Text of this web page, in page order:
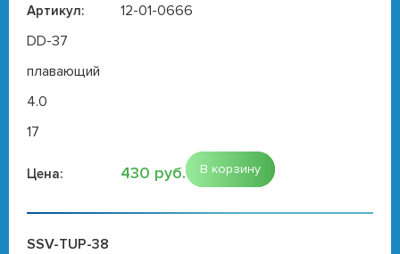
Артикул:
12-01-0666
DD-37
плавающий
4.0
17
Цена: 430 руб. В корзину
SSV-TUP-38